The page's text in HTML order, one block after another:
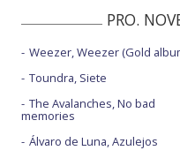
PRO.
Weezer, Weezer (Gold
Toundra, Siete
The Avalanches, No bad
memories
Álvaro de Luna, Azulejos